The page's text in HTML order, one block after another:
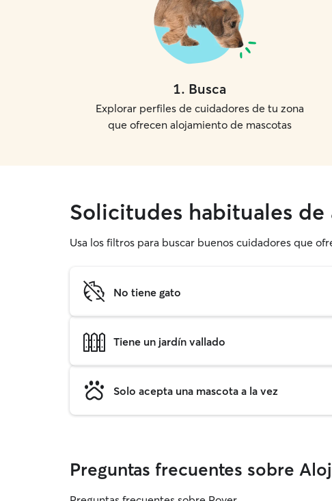
1. Busca
Explorar perfiles de cuidadores de tu zona
que ofrecen alojamiento de mascotas
Solicitudes habituales de
Usa los filtros para buscar buenos cuidadores que
No tiene gato
Tiene un jardín vallado
Solo acepta una mascota a la vez
Preguntas frecuentes sobre